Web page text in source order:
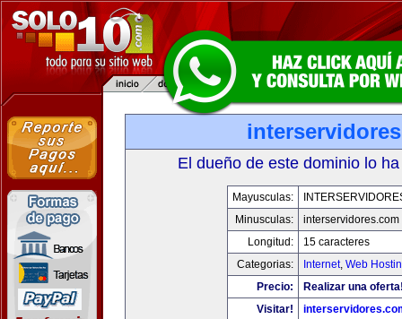
El dueño de este dominio lo
Mayusculas:
Minusculas:
interservidores.com
Longitud:
15 caracteres
Categorias:
Internet, Web
Precio:
Realizar una
Visitar!